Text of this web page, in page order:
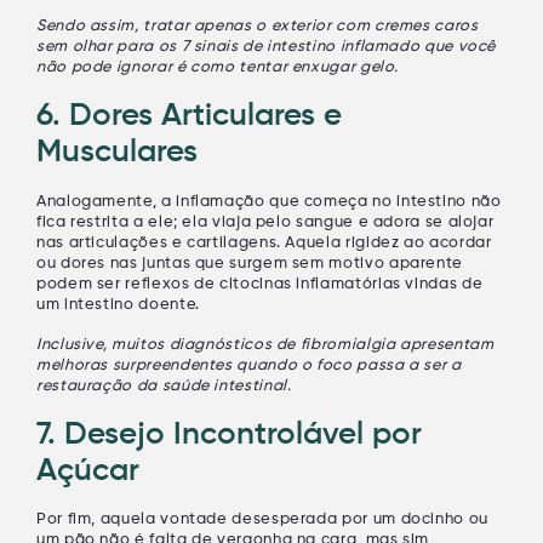
Sendo assim, tratar apenas o exterior com cremes caros
sem olhar para os 7 sinais de intestino inflamado que você
não pode ignoraré como tentar enxugar gelo.
6. Dores Articulares e
Musculares
Analogamente, a inflamação que começa no intestino não
fica restrita a ele; ela viaja pelo sangue e adora se alojar
nas articulações e cartilagens. Aquela rigidez ao acordar
ou dores nas juntas que surgem sem motivo aparente
podem ser reflexos de citocinas inflamatórias vindas de
um intestino doente.
Inclusive, muitos diagnósticos de fibromialgia apresentam
melhoras surpreendentes quando o foco passa a ser a
restauração da saúde intestinal.
7. Desejo Incontrolável por
Açúcar
Por fim, aquela vontade desesperada por um docinho ou